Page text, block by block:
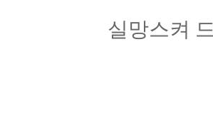
실망스켜